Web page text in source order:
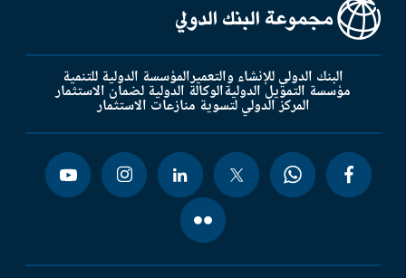
البنك الدولي للإنشاء والتعميرالمؤسسة الدولية للتنمية
مؤسسة التمويل الدوليةالوكالة الدولية لضمان الاستثمار
المركز الدولي لتسوية منازعات الاستثمار